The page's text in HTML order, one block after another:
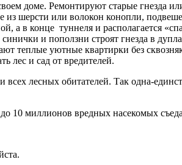
доме. Ремонтируют старые гнезда
из шерсти или волокон конопли,
а в конце туннеля и располагается
и поползни строят гнезда в
теплые уютные квартирки без
лес и сад от вредителей.
лесных обитателей. Так одна-
10 миллионов вредных насекомых